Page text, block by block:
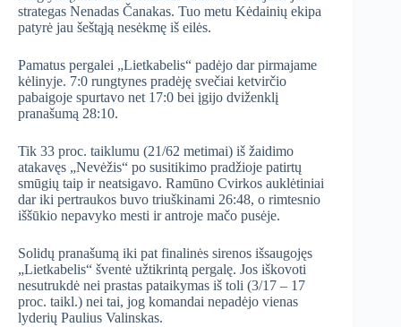
strategas Nenadas Čanakas. Tuo metu Kėdainių ekipa
patyrė jau šeštąją nesėkmę iš eilės.
Pamatus pergalei „Lietkabelis“ padėjo dar pirmajame
kėlinyje. 7:0 rungtynes pradėję svečiai ketvirčio
pabaigoje spurtavo net 17:0 bei įgijo dviženklį
pranašumą 28:10.
Tik 33 proc. taiklumu (21/62 metimai) iš žaidimo
atakavęs „Nevėžis“ po susitikimo pradžioje patirtų
smūgių taip ir neatsigavo. Ramūno Cvirkos auklėtiniai
dar iki pertraukos buvo triuškinami 26:48, o rimtesnio
iššūkio nepavyko mesti ir antroje mačo pusėje.
Solidų pranašumą iki pat finalinės sirenos išsaugojęs
„Lietkabelis“ šventė užtikrintą pergalę. Jos iškovoti
nesutrukdė nei prastas pataikymas iš toli (3/17 – 17
proc. taikl.) nei tai, jog komandai nepadėjo vienas
lyderių Paulius Valinskas.